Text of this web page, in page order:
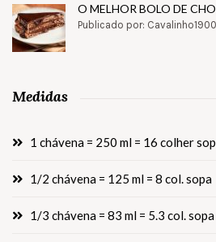
O MELHOR BOLO DE
Publicado por: Cavalinho1900
Medidas
1 chávena = 250 ml = 16 colher
1/2 chávena = 125 ml = 8 col. sopa
1/3 chávena = 83 ml = 5.3 col. sopa